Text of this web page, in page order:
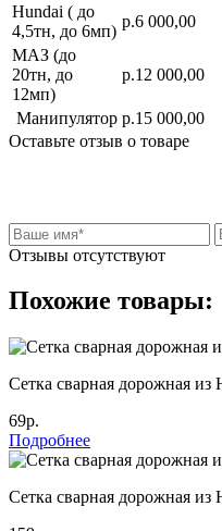
Hundai ( до
4,5тн, до 6мп)
р.6 000,00
МАЗ (до
20тн, до
12мп)
р.12 000,00
Манипулятор р.15 000,00
Оставьте отзыв о товаре
Отзывы отсутствуют
Похожие товары:
Cетка сварная дорожная
69р.
Подробнее
Cетка сварная дорожная